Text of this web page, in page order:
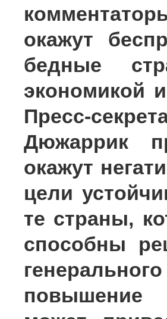
окажут
бедные
экономикой
Пресс-
Дюжаррик
окажут
цели
те страны,
способны
повышение